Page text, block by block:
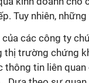
Tuy nhiên,
các công ty
thị trường chứng
thông tin liên